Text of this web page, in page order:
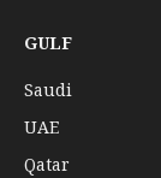
GULF
Saudi
UAE
Qatar